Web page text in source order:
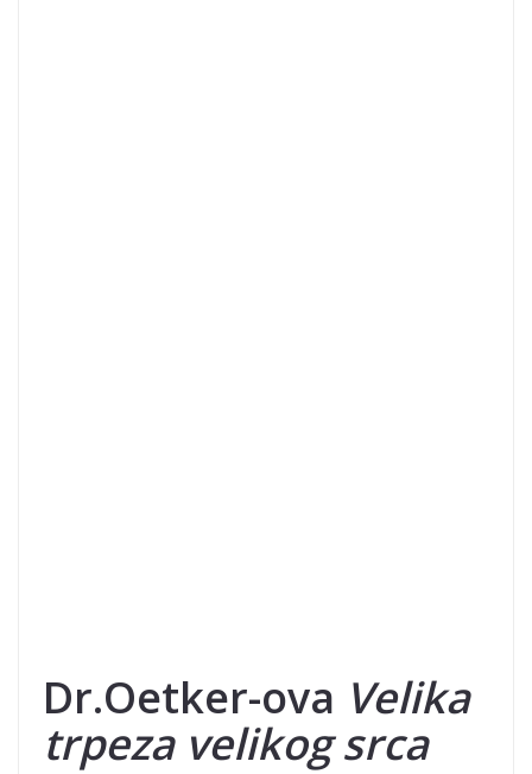
Dr.Oetker-ova Velika
trpeza velikog srca